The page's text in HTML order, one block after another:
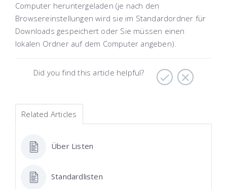
Computer heruntergeladen (je nach den
Browsereinstellungen wird sie im Standardordner für
Downloads gespeichert oder Sie müssen einen
lokalen Ordner auf dem Computer angeben).
Did you find this article helpful?
Related Articles
Über Listen
Standardlisten